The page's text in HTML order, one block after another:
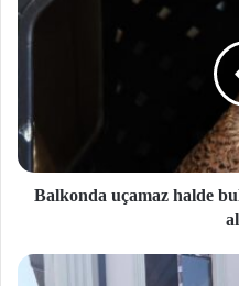
Balkonda uçamaz halde